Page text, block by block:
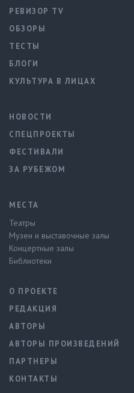
РЕВИЗОР TV
ОБЗОРЫ
ТЕСТЫ
БЛОГИ
КУЛЬТУРА В ЛИЦАХ
НОВОСТИ
СПЕЦПРОЕКТЫ
ФЕСТИВАЛИ
ЗА РУБЕЖОМ
МЕСТА
Театры
Музеи и выставочные залы
Концертные залы
Библиотеки
О ПРОЕКТЕ
РЕДАКЦИЯ
АВТОРЫ
АВТОРЫ ПРОИЗВЕДЕНИЙ
ПАРТНЕРЫ
КОНТАКТЫ